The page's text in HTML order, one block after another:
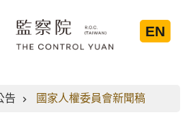
EN
告 國家人權委員會新聞稿